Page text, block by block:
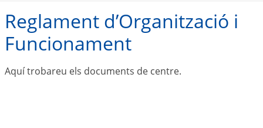
Reglament d’Organització i
Funcionament
Aquí trobareu els documents de centre.